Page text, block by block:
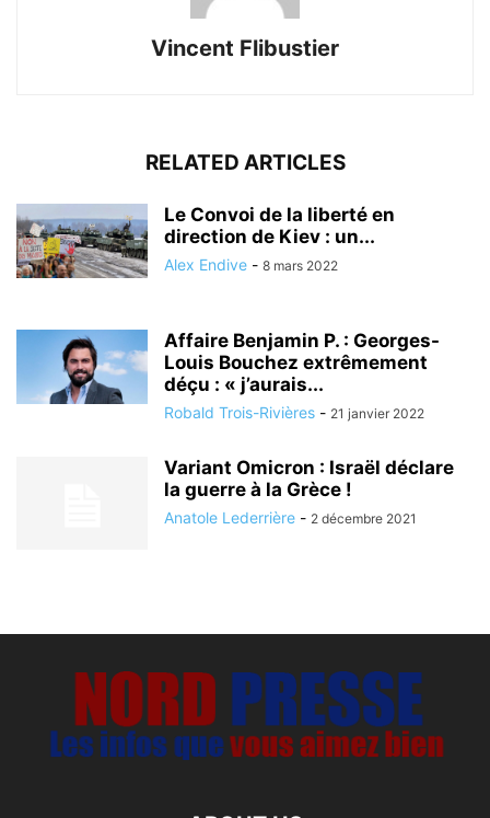
Vincent Flibustier
RELATED ARTICLES
Le Convoi de la liberté en
direction de Kiev : un...
Alex Endive - 8 mars 2022
Affaire Benjamin P. : Georges-
Louis Bouchez extrêmement
déçu : « j’aurais...
Robald Trois-Rivières - 21 janvier 2022
Variant Omicron : Israël déclare
la guerre à la Grèce !
Anatole Lederrière - 2 décembre 2021